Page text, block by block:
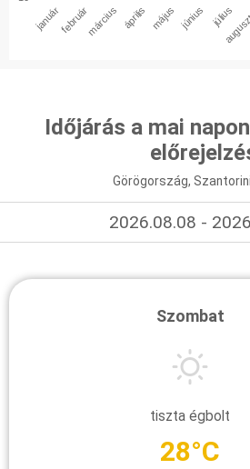
januárfebruármárcius április május június július
Időjárás a mai
Görögország,
2026.08.08 -
Szombat
tiszta égbolt
28°C